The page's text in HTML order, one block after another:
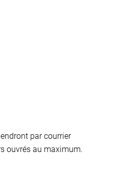
par courrier
ouvrés au maximum.